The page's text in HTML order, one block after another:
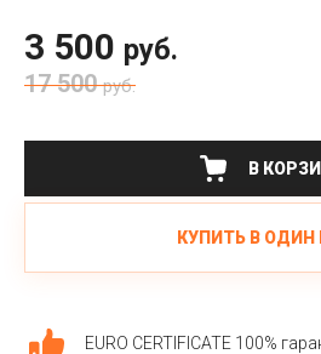
3 500 руб.
17 500 руб.
В
КУПИТЬ В ОДИН
EURO CERTIFICATE 100%